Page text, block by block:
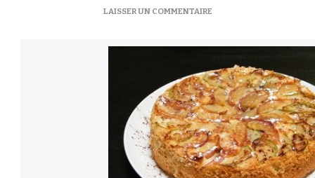
LAISSER UN COMMENTAIRESUR
ШАРЛОТКА
З
ЯБЛУКАМИ